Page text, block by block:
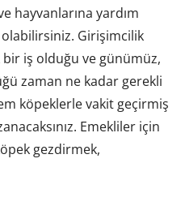
hayvanlarına yardım
Girişimcilik
iş olduğu ve günümüz,
zaman ne kadar gerekli
köpeklerle vakit geçirmiş
Emekliler için
gezdirmek,